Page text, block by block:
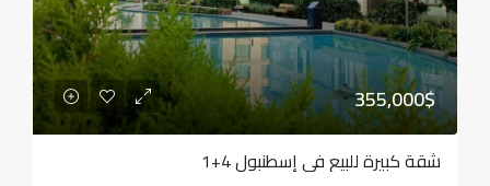
355,000$
شقة كبيرة للبيع في إسطنبول 4+1